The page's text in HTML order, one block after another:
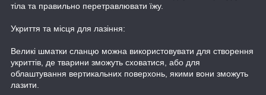
тіла та правильно перетравлювати їжу.
Укриття та місця для лазіння:
Великі шматки сланцю можна використовувати для створення
укриттів, де тварини зможуть сховатися, або для
облаштування вертикальних поверхонь, якими вони зможуть
лазити.